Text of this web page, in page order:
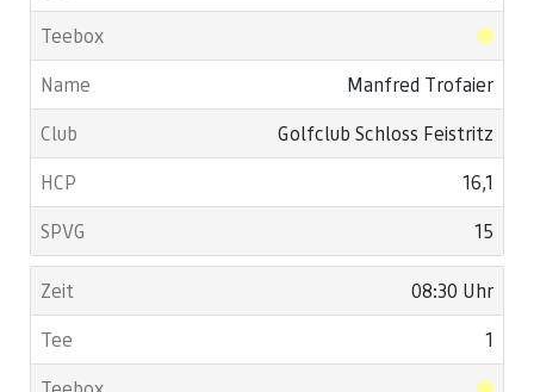
Manfred Trofaier
Golfclub Schloss Feistritz
16,1
15
08:30 Uhr
1